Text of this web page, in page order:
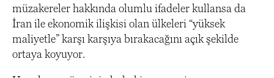
müzakereler hakkında olumlu ifadeler kullansa da
İran ile ekonomik ilişkisi olan ülkeleri “yüksek
maliyetle” karşı karşıya bırakacağını açık şekilde
ortaya koyuyor.